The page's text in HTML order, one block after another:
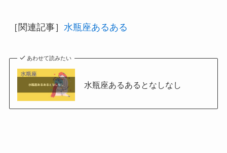
［関連記事］ 水瓶座あるある
あわせて読みたい
水瓶座あるあるとなしなし